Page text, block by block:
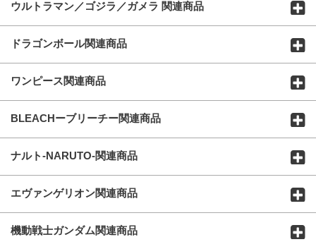
ウルトラマン／ゴジラ／ガメラ 関連商品
ドラゴンボール関連商品
ワンピース関連商品
BLEACHーブリーチー関連商品
ナルト-NARUTO-関連商品
エヴァンゲリオン関連商品
機動戦士ガンダム関連商品